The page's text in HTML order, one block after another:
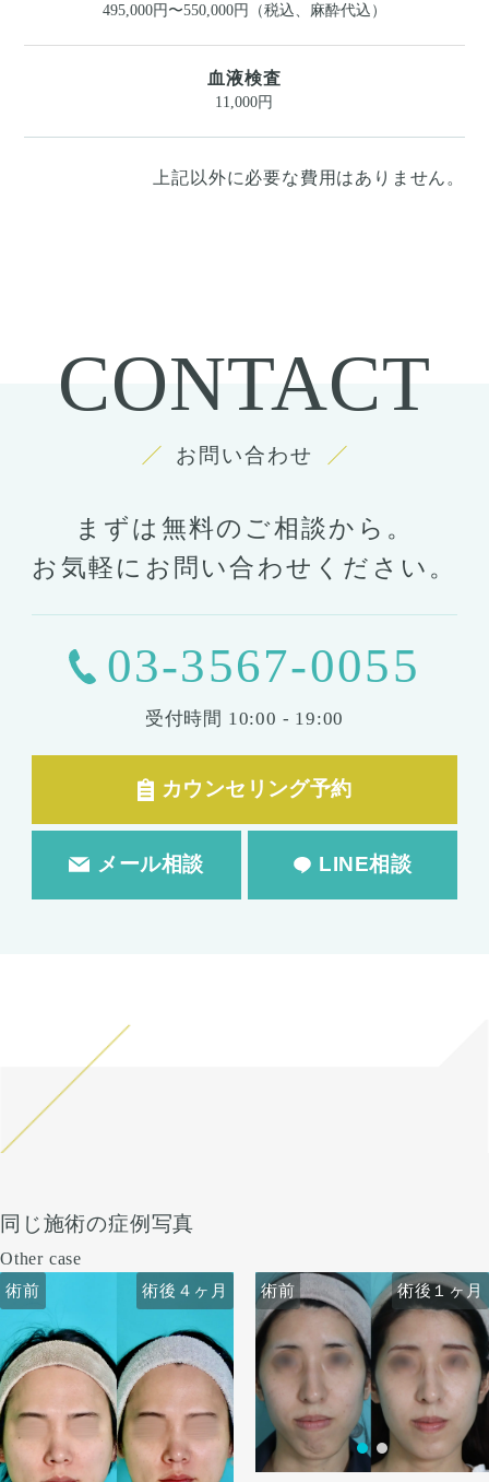
495,000円〜550,000円（税込、麻酔代込）
血液検査
11,000円
上記以外に必要な費用はありません。
CONTACT
お問い合わせ
まずは無料のご相談から。
お気軽にお問い合わせください。
03-3567-0055
受付時間 10:00 - 19:00
カウンセリング予約
メール相談 LINE相談
同じ施術の症例写真
Other case
術前 術後４ヶ月 術前 術後４ヶ月
術前 術後１ヶ月 術前 術後１ヶ月